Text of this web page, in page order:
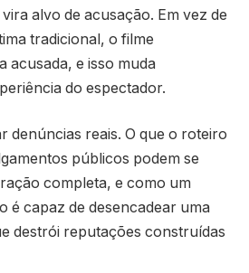
alvo de acusação. Em vez de
tradicional, o filme
acusada, e isso muda
do espectador.
denúncias reais. O que o roteiro
públicos podem se
completa, e como um
é capaz de desencadear uma
destrói reputações construídas